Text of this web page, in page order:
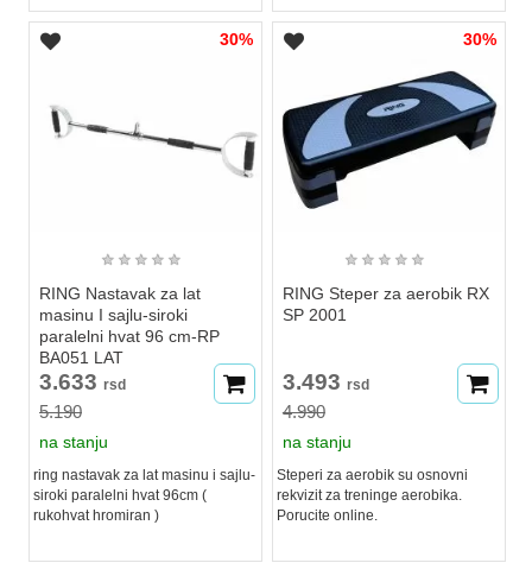
30%
★ ★ ★ ★ ★
RING Nastavak za lat
masinu I sajlu-siroki
paralelni hvat 96 cm-RP
BA051 LAT
3.633 rsd
5.190
na stanju
ring nastavak za lat masinu i sajlu-
siroki paralelni hvat 96cm (
rukohvat hromiran )
30%
★ ★ ★ ★ ★
RING Steper za aerobik RX
SP 2001
3.493 rsd
4.990
na stanju
Steperi za aerobik su osnovni
rekvizit za treninge aerobika.
Porucite online.